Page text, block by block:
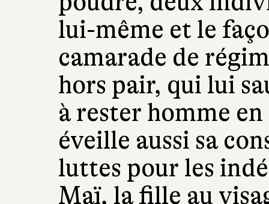
lui-même et le
camarade de
hors pair, qui lui
à rester homme
éveille aussi sa
luttes pour les
Maï, la fille au